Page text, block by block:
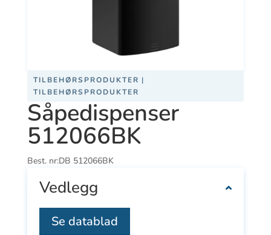
TILBEHØRSPRODUKTER |
TILBEHØRSPRODUKTER
Såpedispenser
512066BK
Best. nr:DB 512066BK
Vedlegg
Se datablad